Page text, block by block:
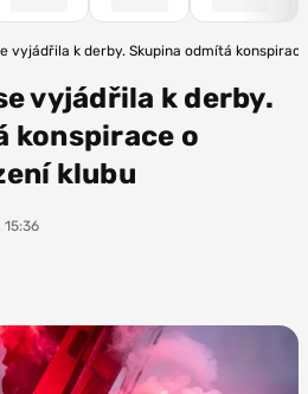
vyjádřila k derby. Skupina odmítá
vyjádřila k derby.
konspirace o
klubu
15:36